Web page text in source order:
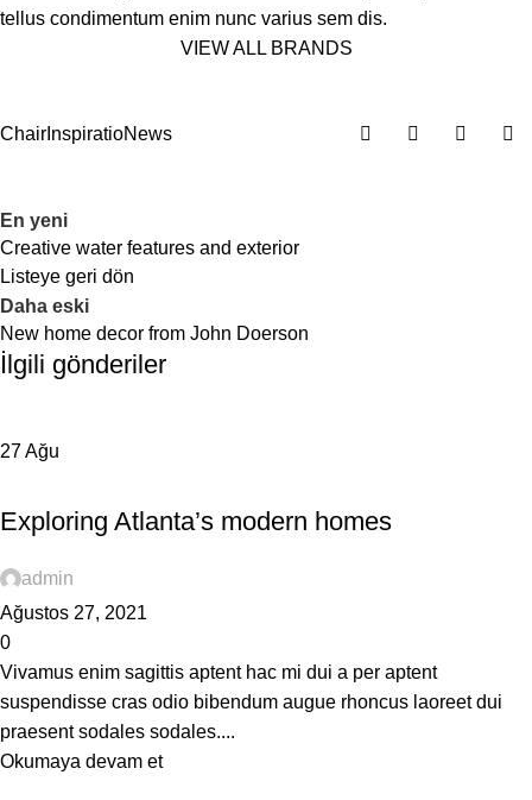
tellus condimentum enim nunc varius sem dis.
VIEW ALL BRANDS
Chair InspiratioNews
En yeni
Creative water features and exterior
Listeye geri dön
Daha eski
New home decor from John Doerson
İlgili gönderiler
27Ağu
Exploring Atlanta’s modern homes
admin
Ağustos 27, 2021
0
Vivamus enim sagittis aptent hac mi dui a per aptent
suspendisse cras odio bibendum augue rhoncus laoreet dui
praesent sodales sodales....
Okumaya devam et